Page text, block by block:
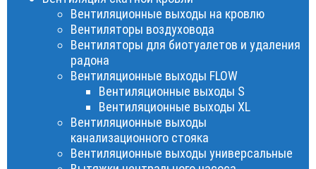
Вентиляционные выходы на кровлю
Вентиляторы воздуховода
Вентиляторы для биотуалетов и удаления
радона
Вентиляционные выходы FLOW
Вентиляционные выходы S
Вентиляционные выходы XL
Вентиляционные выходы
канализационного стояка
Вентиляционные выходы универсальные